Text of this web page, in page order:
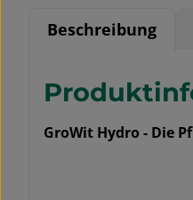
Beschreibung
GroWit Hydro - Die